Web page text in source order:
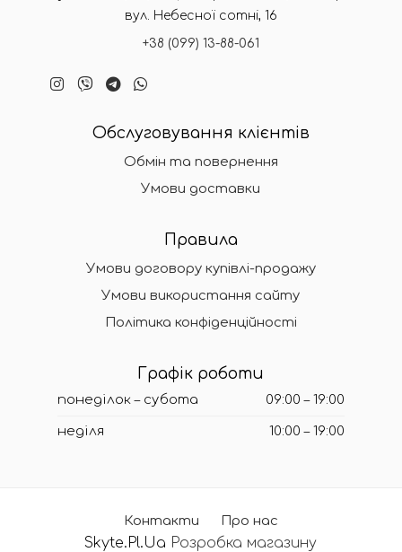
вул. Небесної сотні, 16
+38 (099) 13-88-061
Обслуговування клієнтів
Обмін та повернення
Умови доставки
Правила
Умови договору купівлі-продажу
Умови використання сайту
Політика конфіденційності
Графік роботи
понеділок – субота 09:00 – 19:00
неділя 10:00 – 19:00
Контакти Про нас
Skyte.Pl.Ua Розробка магазину